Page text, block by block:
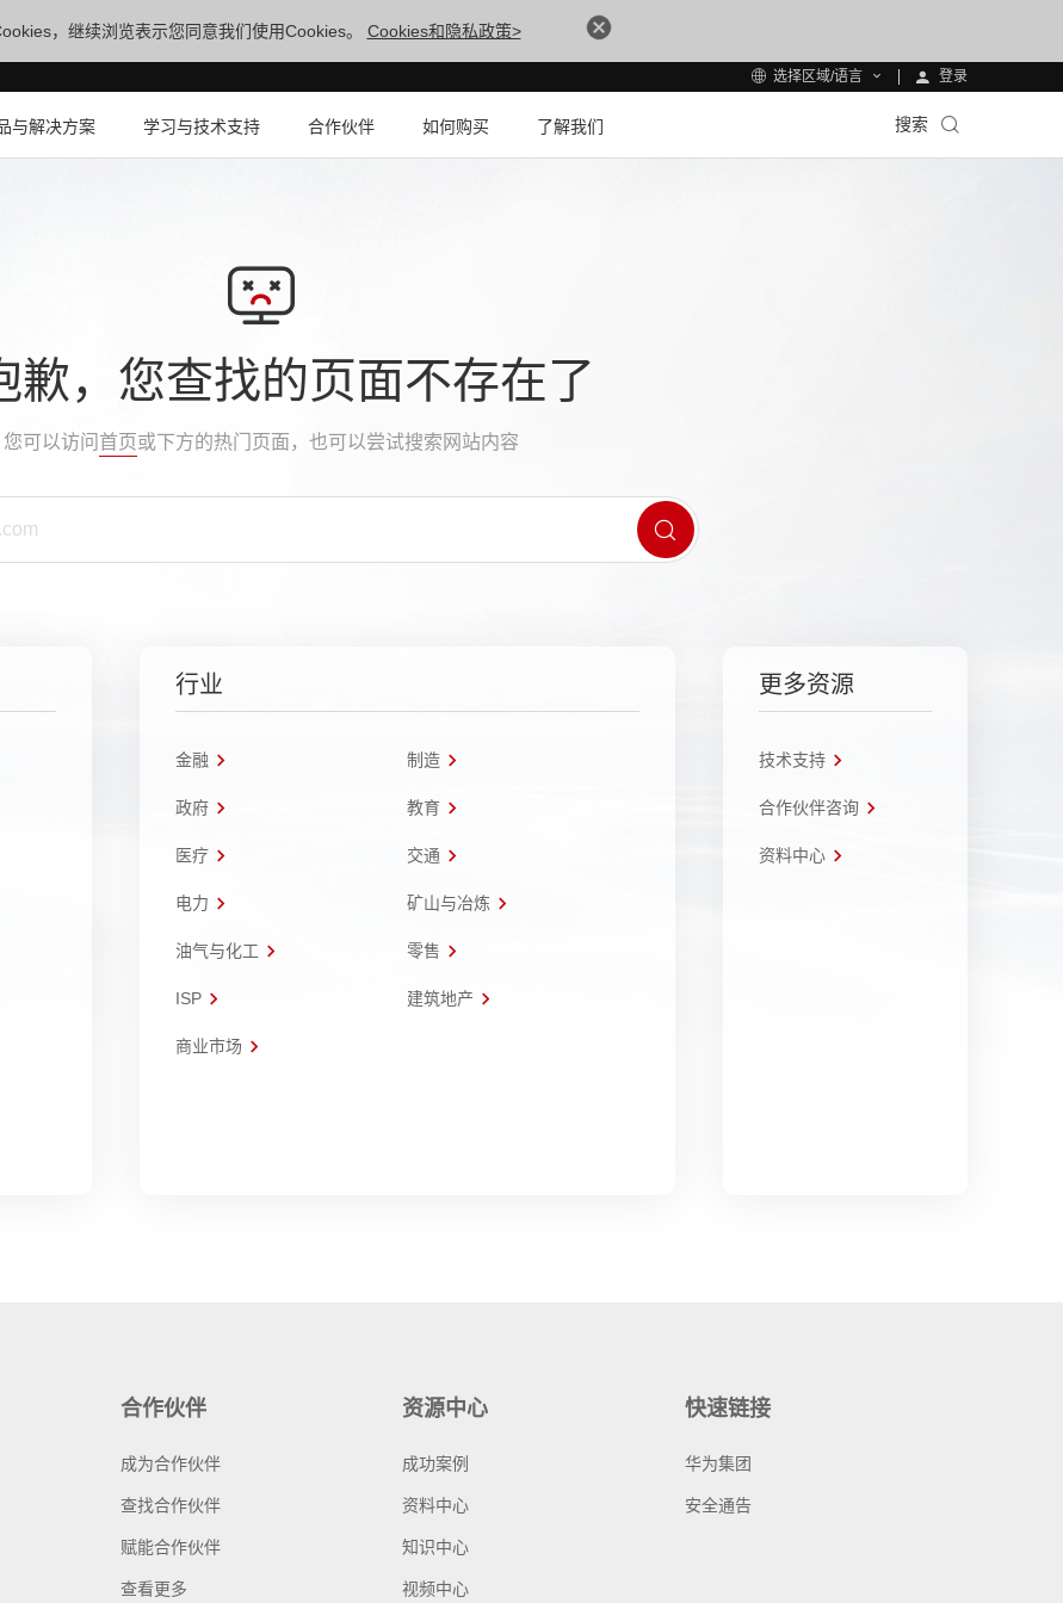
，继续浏览表示您同意我们使用Cookies。 Cookies和隐私政策>
选择区域/语言 登录
与解决方案 学习与技术支持 合作伙伴 如何购买 了解我们 搜索
歉，您查找的页面不存在了
您可以访问 首页或下方的热门页面，也可以尝试搜索网站内容
行业
金融 制造
政府 教育
医疗 交通
电力 矿山与冶炼
油气与化工 零售
ISP 建筑地产
商业市场
更多资源
技术支持
合作伙伴咨询
资料中心
合作伙伴
成为合作伙伴
查找合作伙伴
赋能合作伙伴
查看更多
资源中心
成功案例
资料中心
知识中心
视频中心
快速链接
华为集团
安全通告